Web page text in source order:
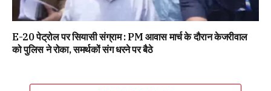
E-20 पेट्रोल पर सियासी संग्राम : PM आवास मार्च के दौरान केजरीवाल
को पुलिस ने रोका, समर्थकों संग धरने पर बैठे